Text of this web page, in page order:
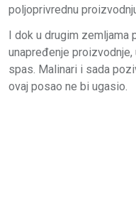
poljoprivrednu
I dok u drugim zemljama
unapređenje
spas. Malinari i sada
ovaj posao ne bi ugasio.